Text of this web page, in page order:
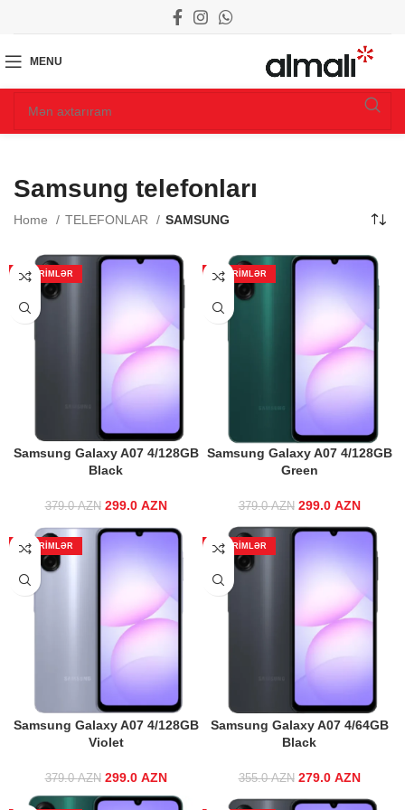
MENU
Samsung telefonları
Home TELEFONLAR SAMSUNG
ENDIRIMLƏR
Samsung Galaxy A07 4/128GB
Black
379.0AZN
Original price
299.0 AZN
299.0 AZN.
ENDIRIMLƏR
Samsung Galaxy A07 4/128GB
Green
379.0AZN
Original price
299.0 AZN
299.0
ENDIRIMLƏR
Samsung Galaxy A07 4/128GB
Violet
379.0AZN
Original price
was: 379.0 AZN.
299.0 AZN
price is:
ENDIRIMLƏR
Samsung Galaxy A07 4/64GB
Black
355.0AZN
Original price
279.0 AZN